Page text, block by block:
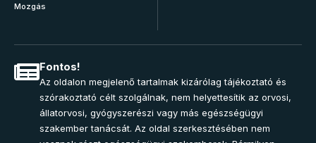
Mozgás
Fontos!
Az oldalon megjelenő tartalmak kizárólag tájékoztató és
szórakoztató célt szolgálnak, nem helyettesítik az orvosi,
állatorvosi, gyógyszerészi vagy más egészségügyi
szakember tanácsát. Az oldal szerkesztésében nem